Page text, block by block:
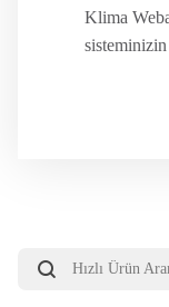
Klima
sisteminizin
search